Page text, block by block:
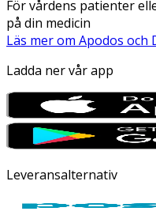
För vårdens patienter
på din medicin
Läs mer om Apodos och
Ladda ner vår app
Leveransalternativ